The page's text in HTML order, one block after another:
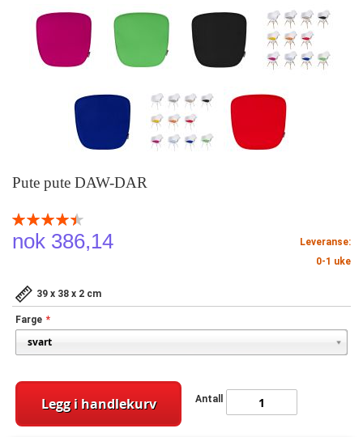
Pute pute DAW-DAR
Rating:
% of 100
nok 386,14
Leveranse:
0-1 uke
39 x 38 x 2 cm
Farge
Antall
Legg i handlekurv